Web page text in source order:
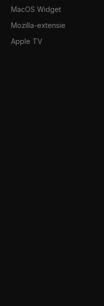
MacOS Widget
Mozilla-extensie
Apple TV